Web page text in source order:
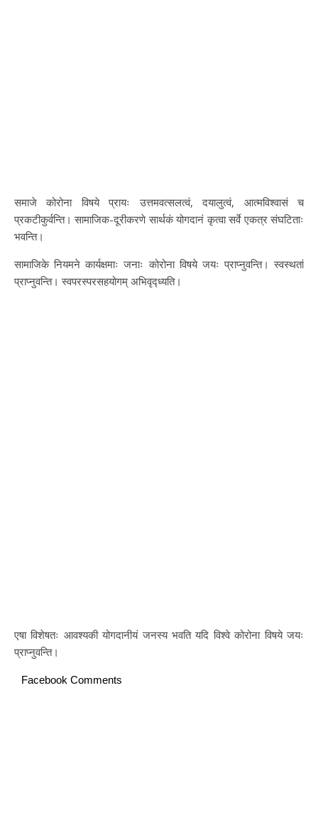
समाजे कोरोना विषये प्रायः उत्तमवत्सलत्वं, दयालुत्वं, आत्मविश्वासं च
प्रकटीकुर्वन्ति। सामाजिक-दूरीकरणे सार्थकं योगदानं कृत्वा सर्वे एकत्र संघटिताः
भवन्ति।
सामाजिके नियमने कार्यक्षमाः जनाः कोरोना विषये जयः प्राप्नुवन्ति। स्वस्थतां
प्राप्नुवन्ति। स्वपरस्परसहयोगम् अभिवृद्ध्यति।
एषा विशेषतः आवश्यकी योगदानीयं जनस्य भवति यदि विश्वे कोरोना विषये जयः
प्राप्नुवन्ति।
Facebook Comments